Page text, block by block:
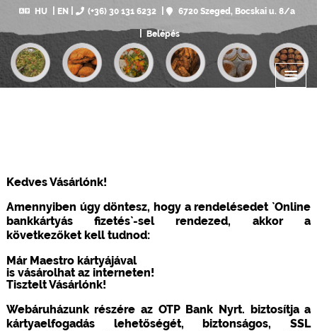
HU EN (+36) 30 131 6232 6720 Szeged, Bocskai u. 8/a
Belépés
Kedves Vásárlónk!
Amennyiben úgy döntesz, hogy a rendelésedet `Online
bankkártyás fizetés`-sel rendezed, akkor a
következőket kell tudnod:
Már Maestro kártyájával
is vásárolhat az interneten!
Tisztelt Vásárlónk!
Webáruházunk részére az OTP Bank Nyrt. biztosítja a
kártyaelfogadás lehetőségét, biztonságos, SSL